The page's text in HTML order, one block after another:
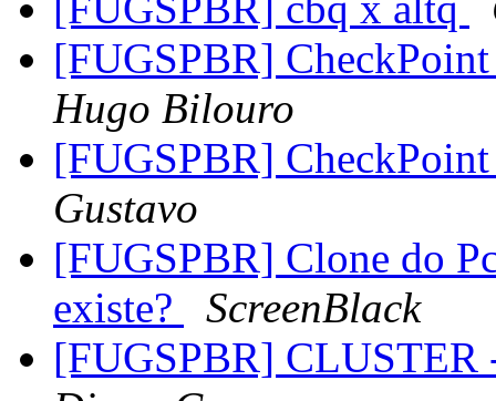
[FUGSPBR]
Hugo Bilouro
[FUGSPBR]
Gustavo
[FUGSPBR] Clone do
existe?
ScreenBlack
[FUGSPBR] CLUSTER